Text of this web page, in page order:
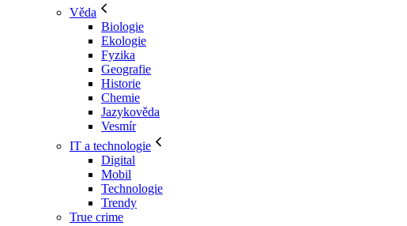
Věda
Biologie
Ekologie
Fyzika
Geografie
Historie
Chemie
Jazykověda
Vesmír
IT a technologie
Digital
Mobil
Technologie
Trendy
True crime